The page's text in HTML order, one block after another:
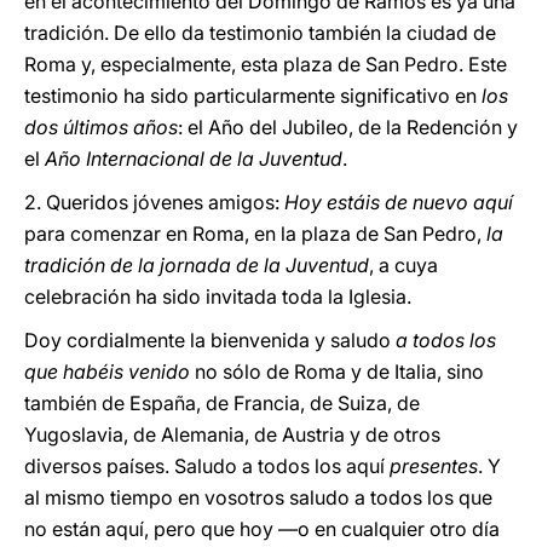
tradición. De ello da testimonio también la ciudad de
Roma y, especialmente, esta plaza de San Pedro. Este
testimonio ha sido particularmente significativo en los
dos últimos años: el Año del Jubileo, de la Redención y
elAño Internacional de la Juventud.
2. Queridos jóvenes amigos: Hoy estáis de nuevo aquí
para comenzar en Roma, en la plaza de San Pedro, la
tradición de la jornada de la Juventud, a cuya
celebración ha sido invitada toda la Iglesia.
Doy cordialmente la bienvenida y saludo a todos los
que habéis venido no sólo de Roma y de Italia, sino
también de España, de Francia, de Suiza, de
Yugoslavia, de Alemania, de Austria y de otros
diversos países. Saludo a todos los aquí presentes. Y
al mismo tiempo en vosotros saludo a todos los que
no están aquí, pero que hoy —o en cualquier otro día